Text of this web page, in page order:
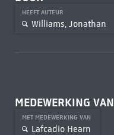
HEEFT AUTEUR
Williams, Jonathan
MEDEWERKING VAN
MET MEDEWERKING VAN
Lafcadio Hearn